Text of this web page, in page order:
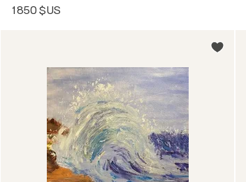
1 850 $US